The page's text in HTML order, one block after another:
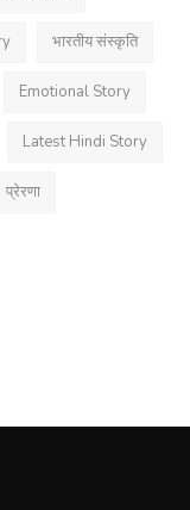
भारतीय संस्कृति
Emotional Story
Latest Hindi Story
प्रेरणा